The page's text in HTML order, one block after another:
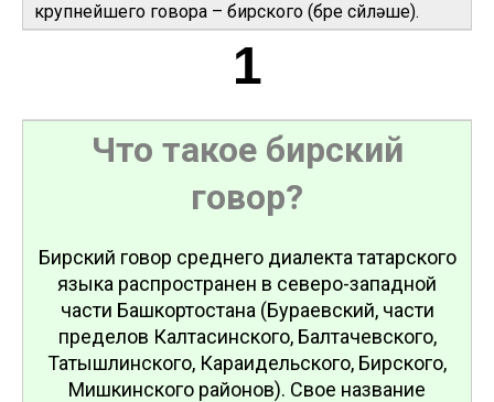
крупнейшего говора – бирского (бөре сөйләше).
1
Что такое бирский
говор?
Бирский говор среднего диалекта татарского
языка распространен в северо-западной
части Башкортостана (Бураевский, части
пределов Калтасинского, Балтачевского,
Татышлинского, Караидельского, Бирского,
Мишкинского районов). Свое название